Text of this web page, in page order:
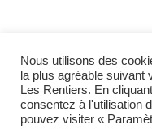
© Redgem. 2021 -
Nous utilisons des
la plus agréable
Les Rentiers. En
consentez à l'utilisation
pouvez visiter «